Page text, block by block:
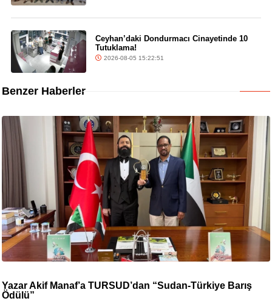
Ceyhan’daki Dondurmacı Cinayetinde 10
Tutuklama!
2026-08-05 15:22:51
Benzer Haberler
Yazar Akif Manaf’a TURSUD’dan “Sudan-Türkiye Barış
Ödülü”